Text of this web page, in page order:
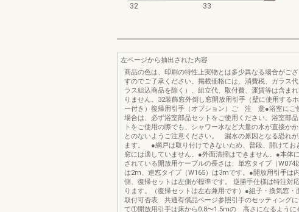
32 33
左ページから抽出された内容
商品の色は、印刷の特性上実物とは多少異なる場合がござ
すのでご了承ください。掲載価格には、消費税、ガラス
ラス組込商品を除く）、組立代、取付費、運賃等は含ま
りません。32装飾窓外倒し窓開放用引手（壁に使用する
ー付き）復帰用引手（オプション）ご 注 意●浴室にご
場合は、必ず浴室部品セットをご使用ください。浴室部品
トをご使用の際でも、シャワー水など大量の水が直接かか
とのないようご注意ください。 漏水の原因となる恐れが
ます。 ●網戸は取り付けできないため、普段、開けてお
窓には適していません。●外面清掃はできません。●本体
されている開放用ケーブルの長さは、単窓タイプ（W074
は2m、連窓タイプ（W165）は3mです。●開放用引手は
側、復帰セットは左側が標準です。 逆勝手仕様は特注対
ります。（復帰セットは左右兼用です）●組子・換気窓・
取付可否表 共通有償品ページ参照引手のセッティング
て①開放用引手は床から0.8〜1.5mの 高さになるように